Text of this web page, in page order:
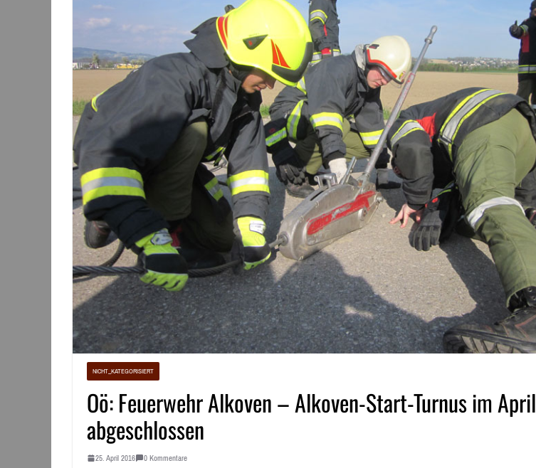
NICHT_KATEGORISIERT
Oö: Feuerwehr Alkoven – Alkoven-Start-Turnus im April
abgeschlossen
25. April 2016 0 Kommentare